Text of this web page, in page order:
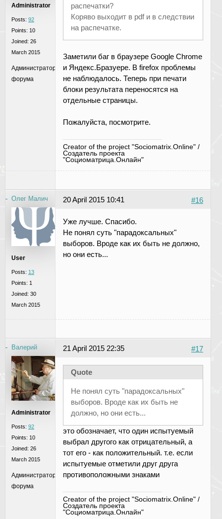
Administrator
Posts: 92
Points: 10
Joined: 26
March 2015
Администратор
форума
распечатки?
Коряво выходит в pdf и в следствии
на распечатке.
Заметили баг в браузере Google Chrome
и Яндекс.Бразуере. В firefox проблемы
не наблюдалось. Теперь при печати
блоки результата переносятся на
отдельные страницы.
Пожалуйста, посмотрите.
Creator of the project "Sociomatrix.Online" /
Создатель проекта
"Социоматрица.Онлайн"
Олег Малич
User
Posts: 13
Points: 1
Joined: 30
March 2015
#16
20 April 2015 10:41
Уже лучше. Спасибо.
Не понял суть "парадоксальных"
выборов. Вроде как их быть не должно,
но они есть...
Валерий
Administrator
Posts: 92
Points: 10
Joined: 26
March 2015
Администратор
форума
#17
21 April 2015 22:35
Quote
Не понял суть "парадоксальных"
выборов. Вроде как их быть не
должно, но они есть...
это обозначает, что один испытуемый
выбрал другого как отрицательный, а
тот его - как положительный. т.е. если
испытуемые отметили друг друга
противоположными знаками
Creator of the project "Sociomatrix.Online" /
Создатель проекта
"Социоматрица.Онлайн"